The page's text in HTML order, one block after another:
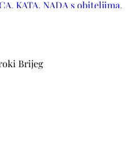
KATA, NADA s obiteljima,
Brijeg